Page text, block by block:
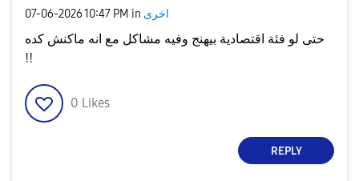
‎07-06-202610:47 PM in اخرى
حتى لو فئة اقتصادية بيهنج وفيه مشاكل مع انه ماكنش كده
!!
0 Likes
REPLY